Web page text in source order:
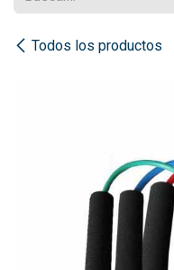
Todos los productos